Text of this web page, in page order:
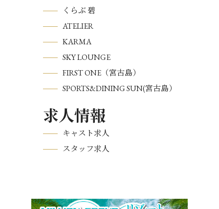
くらぶ 碧
ATELIER
KARMA
SKY LOUNGE
FIRST ONE（宮古島）
SPORTS&DINING SUN(宮古島）
求人情報
キャスト求人
スタッフ求人